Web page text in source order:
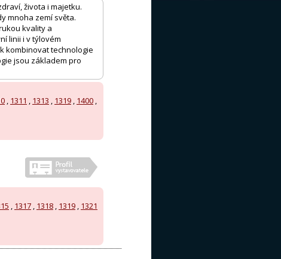
života i majetku.
mnoha zemí světa.
kvality a
linii i v týlovém
kombinovat technologie
jsou základem pro
, 1311 , 1313 , 1319 , 1400 ,
, 1317 , 1318 , 1319 , 1321